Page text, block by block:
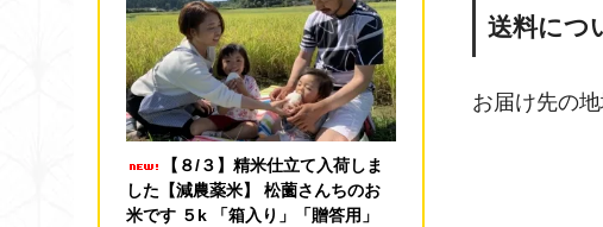
送料につ
お届け先の
【８/３】精米仕立て入荷しま
した【減農薬米】 松薗さんちのお
米です ５k 「箱入り」「贈答用」